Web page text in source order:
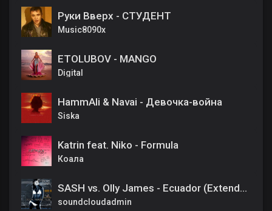
Руки Вверх - СТУДЕНТ
Music8090x
ETOLUBOV - MANGO
Digital
HammAli & Navai - Девочка-война
Siska
Katrin feat. Niko - Formula
Коала
SASH vs. Olly James - Ecuador (Extended Mix)
soundcloudadmin